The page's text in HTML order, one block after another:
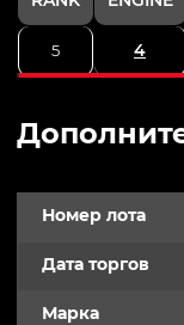
5 4
Номер лота
Дата торгов
Марка